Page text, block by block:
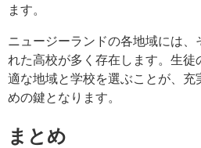
ます。
ニュージーランドの各地域には
れた高校が多く存在します。生
適な地域と学校を選ぶことが、充
めの鍵となります。
まとめ